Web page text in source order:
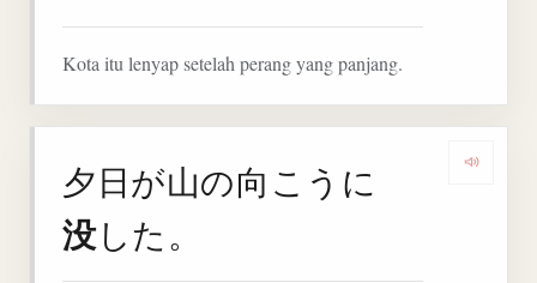
Kota itu lenyap setelah perang yang panjang.
夕日が山の向こうに
没した。